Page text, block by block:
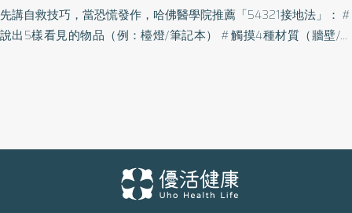
先講自救技巧，當恐慌發作，哈佛醫學院推薦「54321接地法」： #
說出5樣看見的物品（例：檯燈/筆記本） #觸摸4種材質（牆壁/毛
悸、溺水感、喘不過氣、冒冷汗發抖等，必須立即離開當下環境才
能緩解，嚴重影響上下班的通勤時段及工作表現。因上述不適尋求